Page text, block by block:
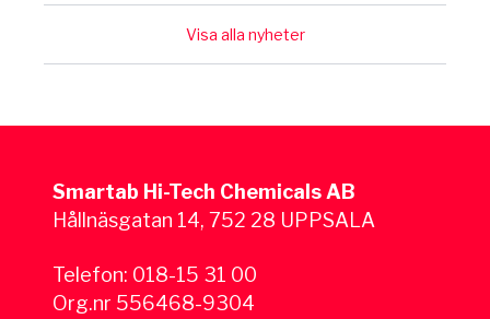
Visa alla nyheter
Smartab Hi-Tech Chemicals AB
Hållnäsgatan 14, 752 28 UPPSALA
Telefon: 018-15 31 00
Org.nr 556468-9304